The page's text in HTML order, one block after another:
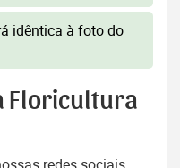
idêntica à foto do
Floricultura